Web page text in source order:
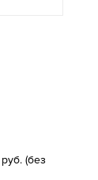
(без